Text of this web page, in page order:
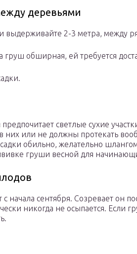
деревьями
выдерживайте 2-3 метра, между
груш обширная, ей требуется
светлые сухие
них или не должны протекать
обильно, желательно
груши весной для
начала сентября. Созревает он
никогда не осыпается. Если